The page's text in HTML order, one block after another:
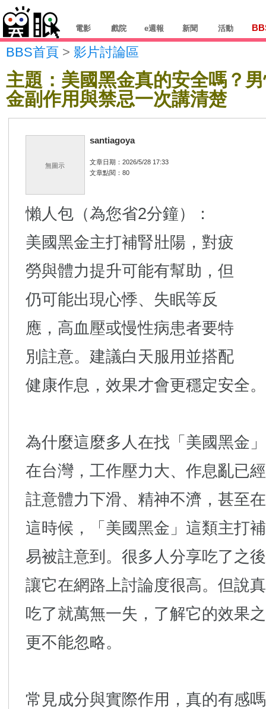
電影 戲院 e週報 新聞 活動
BBS首頁 > 影片討論區
主題：美國黑金真的安全嗎？
金副作用與禁忌一次講清楚
無圖示
santiagoya
文章日期：2026/5/28 17:33
文章點閱：80
懶人包（為您省2分鐘）：
美國黑金主打補腎壯陽，對疲
勞與體力提升可能有幫助，但
仍可能出現心悸、失眠等反
應，高血壓或慢性病患者要特
別註意。建議白天服用並搭配
健康作息，效果才會更穩定安全。
為什麼這麼多人在找「美國黑金
在台灣，工作壓力大、作息亂已
註意體力下滑、精神不濟，甚至
這時候，「美國黑金」這類主打
易被註意到。很多人分享吃了之
讓它在網路上討論度很高。但說
吃了就萬無一失，了解它的效果
更不能忽略。
常見成分與實際作用，真的有感